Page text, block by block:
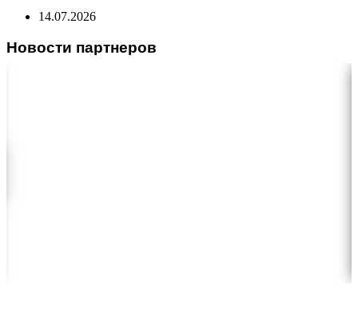
14.07.2026
Новости партнеров